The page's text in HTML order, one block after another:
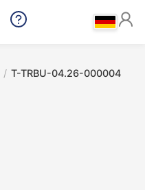
/ T-TRBU-04.26-000004